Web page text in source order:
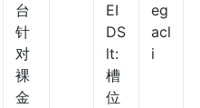
台
针
对
裸
金
EI
DS
lt:
槽
位
eg
acl
i